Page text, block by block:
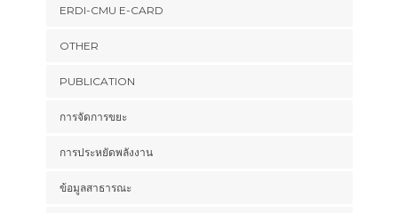
ERDI-CMU E-CARD
OTHER
PUBLICATION
การจัดการขยะ
การประหยัดพลังงาน
ข้อมูลสาธารณะ